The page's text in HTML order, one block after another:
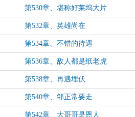
第530章、堪称好莱坞大片
第532章、英雄尚在
第534章、不错的待遇
第536章、敌人都是纸老虎
第538章、再遇埋伏
第540章、邹正常要走
第542章、大哥哥是恩人